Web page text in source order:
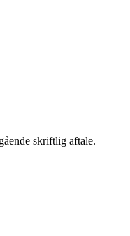
skriftlig aftale.